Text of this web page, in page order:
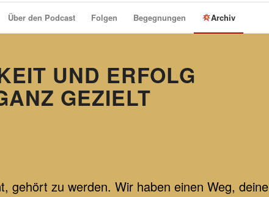
Über den Podcast Folgen Begegnungen Archiv
UND ERFOLG
GEZIELT
gehört zu werden. Wir haben einen Weg, deine